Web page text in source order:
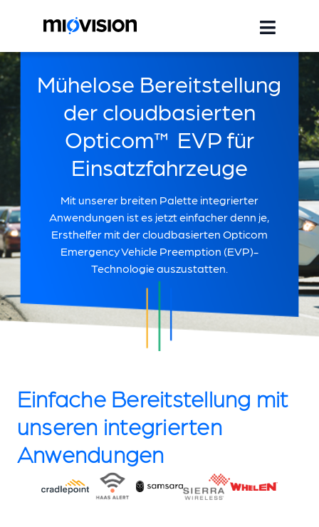
Mühelose Bereitstellung
der cloudbasierten
Opticom™ EVP für
Einsatzfahrzeuge
Mit unserer breiten Palette integrierter
Anwendungen ist es jetzt einfacher denn je,
Ersthelfer mit der cloudbasierten Opticom
Emergency Vehicle Preemption (EVP)-
Technologie auszustatten.
Einfache Bereitstellung mit
unseren integrierten
Anwendungen